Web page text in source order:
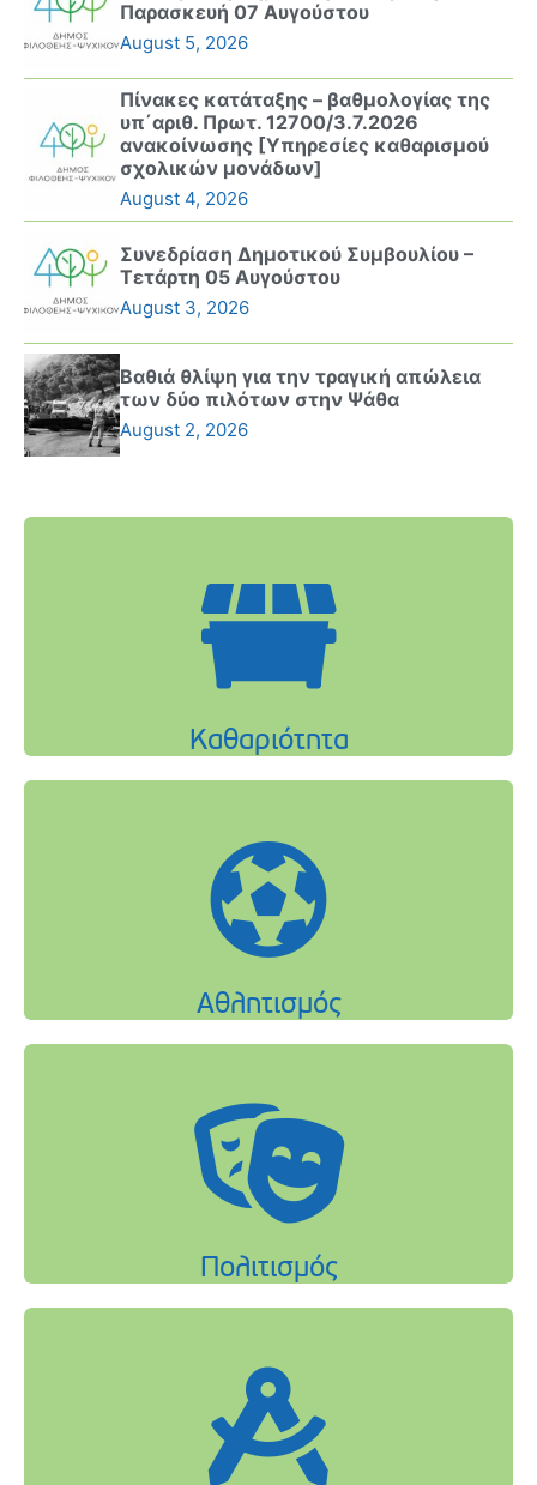
Παρασκευή 07 Αυγούστου
August 5, 2026
Πίνακες κατάταξης – βαθμολογίας της
υπ΄αριθ. Πρωτ. 12700/3.7.2026
ανακοίνωσης [Υπηρεσίες καθαρισμού
σχολικών μονάδων]
August 4, 2026
Συνεδρίαση Δημοτικού Συμβουλίου –
Τετάρτη 05 Αυγούστου
August 3, 2026
Βαθιά θλίψη για την τραγική απώλεια
των δύο πιλότων στην Ψάθα
August 2, 2026